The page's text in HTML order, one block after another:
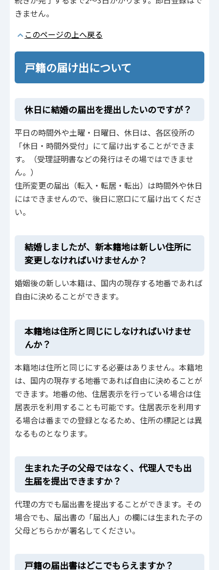
きません。
このページの上へ戻る
戸籍の届け出について
休日に結婚の届出を提出したいのですが？
平日の時間外や土曜・日曜日、休日は、各区役所の
「休日・時間外受付」にて届け出することができま
す。（受理証明書などの発行はその場ではできませ
ん。）
住所変更の届出（転入・転居・転出）は時間外や休日
にはできませんので、後日に窓口にて届け出てくださ
い。
結婚しましたが、新本籍地は新しい住所に
変更しなければいけませんか？
婚姻後の新しい本籍は、国内の現存する地番であれば
自由に決めることができます。
本籍地は住所と同じにしなければいけませ
んか？
本籍地は住所と同じにする必要はありません。本籍地
は、国内の現存する地番であれば自由に決めることが
できます。地番の他、住居表示を行っている場合は住
居表示を利用することも可能です。住居表示を利用す
る場合は番までの登録となるため、住所の標記とは異
なるものとなります。
生まれた子の父母ではなく、代理人でも出
生届を提出できますか？
代理の方でも届出書を提出することができます。その
場合でも、届出書の「届出人」の欄には生まれた子の
父母どちらかが署名してください。
戸籍の届出書はどこでもらえますか？